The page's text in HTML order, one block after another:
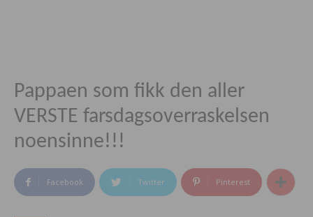
Pappaen som fikk den aller
VERSTE farsdagsoverraskelsen
noensinne!!!
Facebook Twitter Pinterest